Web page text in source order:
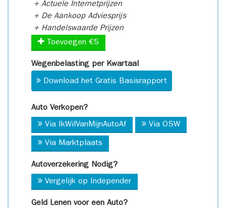
+ Actuele Internetprijzen
+ De Aankoop Adviesprijs
+ Handelswaarde Prijzen
Toevoegen €5
Wegenbelasting per Kwartaal
Download het Gratis Basisrapport
Auto Verkopen?
Via IkWilVanMijnAutoAf Via OSW
Via Marktplaats
Autoverzekering Nodig?
Vergelijk op Independer
Geld Lenen voor een Auto?